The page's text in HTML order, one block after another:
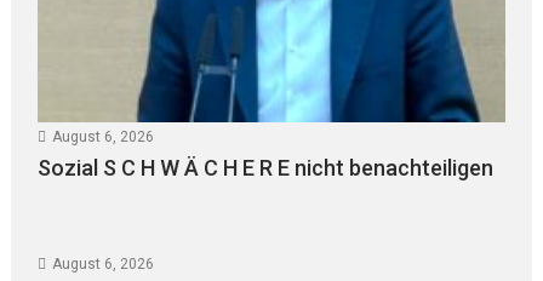
August 6, 2026
Sozial S C H W Ä C H E R E nicht benachteiligen
August 6, 2026